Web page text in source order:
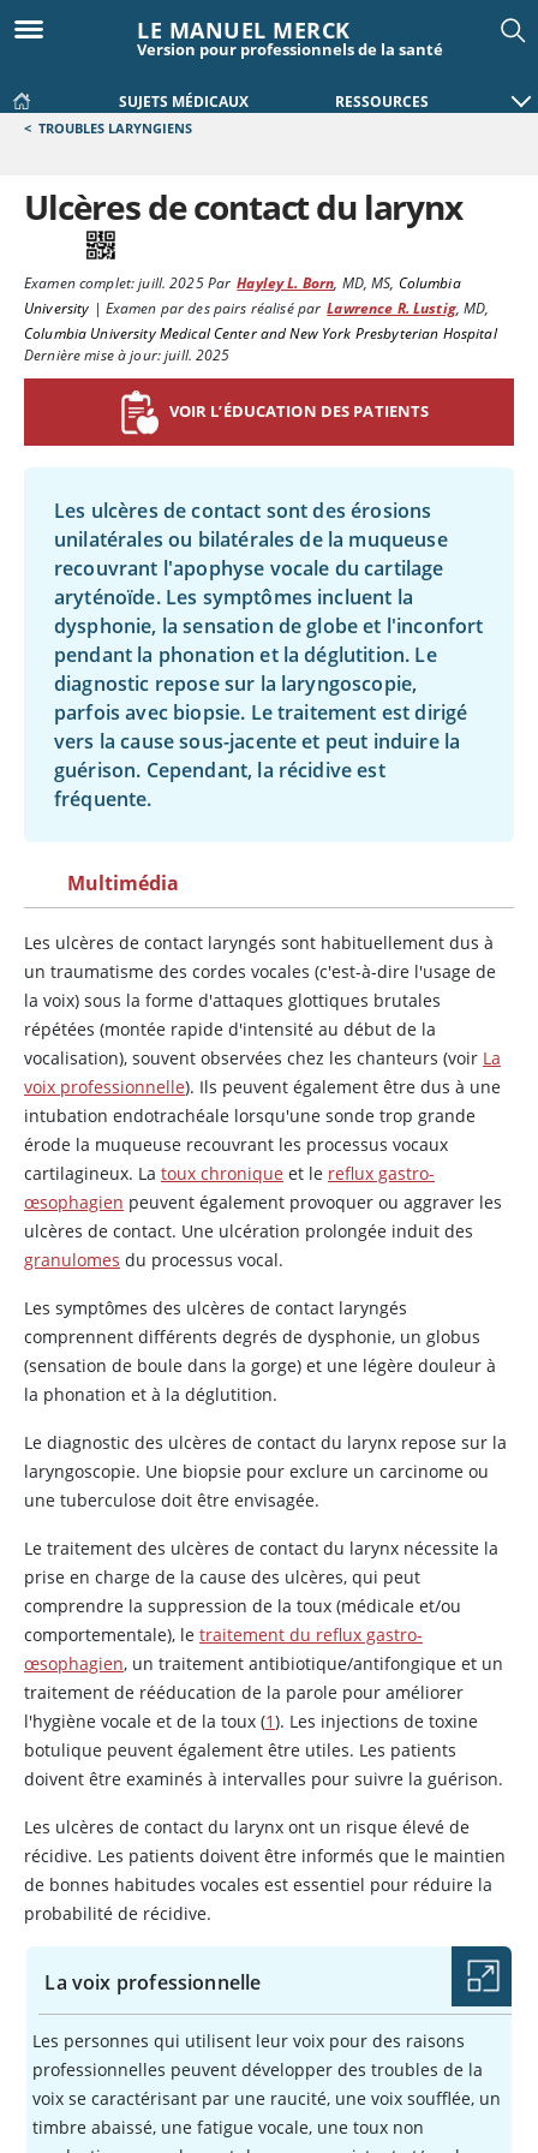
LE MANUEL MERCK
Version pour professionnels de la santé
SUJETS MÉDICAUX RESSOURCES
< TROUBLES LARYNGIENS
Ulcères de contact du larynx
Examen complet:juill. 2025Par Hayley L. Born, MD, MS, Columbia
University | Examen par des pairs réalisé par Lawrence R. Lustig,MD,
Columbia University Medical Center and New York Presbyterian Hospital
Dernière mise à jour: juill. 2025
VOIR L’ÉDUCATION DES PATIENTS
Les ulcères de contact sont des érosions
unilatérales ou bilatérales de la muqueuse
recouvrant l'apophyse vocale du cartilage
aryténoïde. Les symptômes incluent la
dysphonie, la sensation de globe et l'inconfort
pendant la phonation et la déglutition. Le
diagnostic repose sur la laryngoscopie,
parfois avec biopsie. Le traitement est dirigé
vers la cause sous-jacente et peut induire la
guérison. Cependant, la récidive est
fréquente.
Multimédia
Les ulcères de contact laryngés sont habituellement dus à
un traumatisme des cordes vocales (c'est-à-dire l'usage de
la voix) sous la forme d'attaques glottiques brutales
répétées (montée rapide d'intensité au début de la
vocalisation), souvent observées chez les chanteurs (voir La
voix professionnelle). Ils peuvent également être dus à une
intubation endotrachéale lorsqu'une sonde trop grande
érode la muqueuse recouvrant les processus vocaux
cartilagineux. La toux chronique et le reflux gastro-
œsophagien peuvent également provoquer ou aggraver les
ulcères de contact. Une ulcération prolongée induit des
granulomes du processus vocal.
Les symptômes des ulcères de contact laryngés
comprennent différents degrés de dysphonie, un globus
(sensation de boule dans la gorge) et une légère douleur à
la phonation et à la déglutition.
Le diagnostic des ulcères de contact du larynx repose sur la
laryngoscopie. Une biopsie pour exclure un carcinome ou
une tuberculose doit être envisagée.
Le traitement des ulcères de contact du larynx nécessite la
prise en charge de la cause des ulcères, qui peut
comprendre la suppression de la toux (médicale et/ou
comportementale), le traitement du reflux gastro-
œsophagien, un traitement antibiotique/antifongique et un
traitement de rééducation de la parole pour améliorer
l'hygiène vocale et de la toux (1). Les injections de toxine
botulique peuvent également être utiles. Les patients
doivent être examinés à intervalles pour suivre la guérison.
Les ulcères de contact du larynx ont un risque élevé de
récidive. Les patients doivent être informés que le maintien
de bonnes habitudes vocales est essentiel pour réduire la
probabilité de récidive.
La voix professionnelle
Les personnes qui utilisent leur voix pour des raisons
professionnelles peuvent développer des troubles de la
voix se caractérisant par une raucité, une voix soufflée, un
timbre abaissé, une fatigue vocale, une toux non